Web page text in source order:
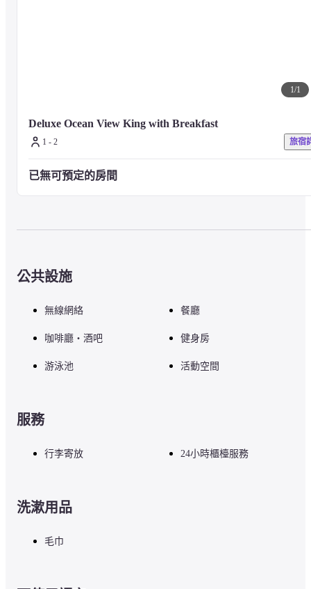
1/1
Deluxe Ocean View King with Breakfast
1 - 2 旅宿
已無可預定的房間
公共設施
無線網絡 餐廳
咖啡廳・酒吧 健身房
游泳池 活動空間
服務
行李寄放 24小時櫃檯服務
洗漱用品
毛巾